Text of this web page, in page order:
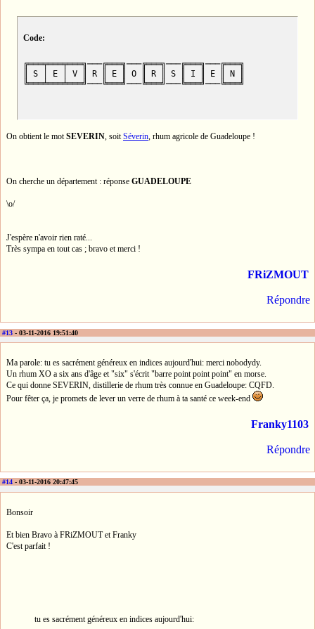
Code:
╔═══╤═══╤═══╗───╔═══╗───╔═══╗───╔═══╗───╔═══╗
║ S │ E │ V ║ R ║ E ║ O ║ R ║ S ║ I ║ E ║ N ║
╚═══╧═══╧═══╝───╚═══╝───╚═══╝───╚═══╝───╚═══╝
On obtient le motSEVERIN, soitSéverin, rhum agricole de Guadeloupe !
On cherche un département : réponse GUADELOUPE
\o/
J'espère n'avoir rien raté...
Très sympa en tout cas ; bravo et merci !
FRiZMOUT
Répondre
#13 - 03-11-2016 19:51:40
Ma parole: tu es sacrément généreux en indices aujourd'hui: merci nobodydy.
Un rhum XO a six ans d'âge et "six" s'écrit "barre point point point" en morse.
Ce qui donne SEVERIN, distillerie de rhum très connue en Guadeloupe: CQFD.
Pour fêter ça, je promets de lever un verre de rhum à ta santé ce week-end
Franky1103
Répondre
#14 - 03-11-2016 20:47:45
Bonsoir
Et bien Bravo à FRiZMOUT et Franky
C'est parfait !
tu es sacrément généreux en indices aujourd'hui: